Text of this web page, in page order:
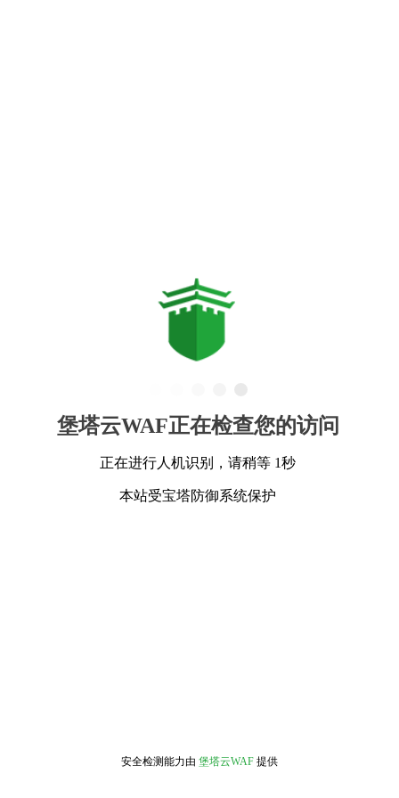
堡塔云WAF正在检查您的访问
正在进行人机识别，请稍等 1秒
本站受宝塔防御系统保护
安全检测能力由 堡塔云WAF 提供